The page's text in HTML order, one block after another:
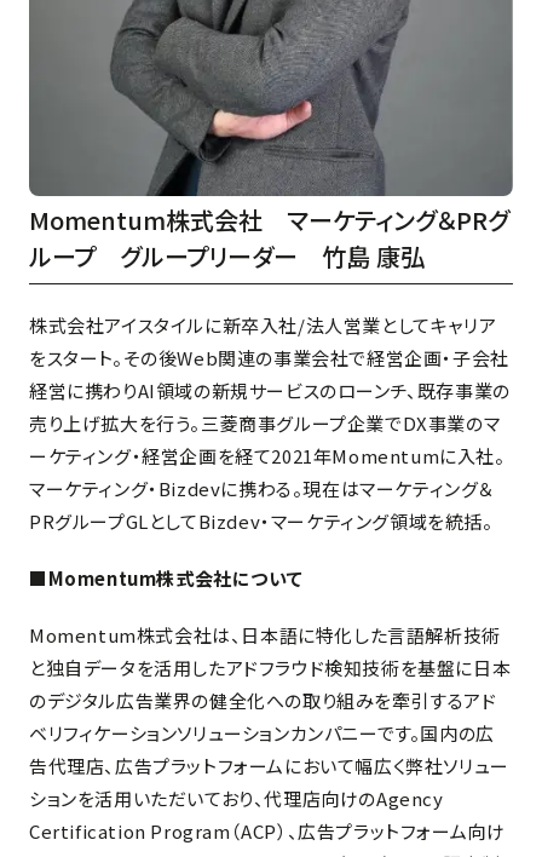
Momentum株式会社 マーケティング＆PRグ
ループ グループリーダー 竹島 康弘
株式会社アイスタイルに新卒入社/法人営業としてキャリア
をスタート。その後Web関連の事業会社で経営企画・子会社
経営に携わりAI領域の新規サービスのローンチ、既存事業の
売り上げ拡大を行う。三菱商事グループ企業でDX事業のマ
ーケティング・経営企画を経て2021年Momentumに入社。
マーケティング・Bizdevに携わる。現在はマーケティング＆
PRグループGLとしてBizdev・マーケティング領域を統括。
■Momentum株式会社について
Momentum株式会社は、日本語に特化した言語解析技術
と独自データを活用したアドフラウド検知技術を基盤に日本
のデジタル広告業界の健全化への取り組みを牽引するアド
ベリフィケーションソリューションカンパニーです。国内の広
告代理店、広告プラットフォームにおいて幅広く弊社ソリュー
ションを活用いただいており、代理店向けのAgency
Certification Program（ACP）、広告プラットフォーム向け